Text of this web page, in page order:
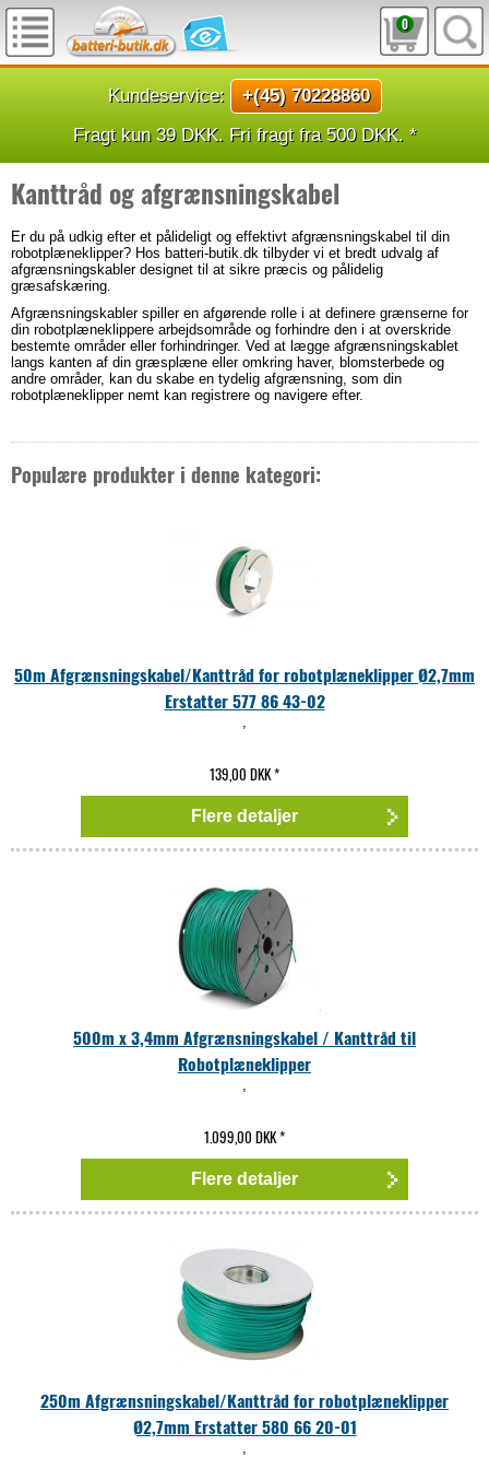
0
Kundeservice:
+(45) 70228860
Fragt kun 39 DKK. Fri fragt fra 500 DKK. *
Kanttråd og afgrænsningskabel
Er du på udkig efter et pålideligt og effektivt afgrænsningskabel til din
robotplæneklipper? Hos batteri-butik.dk tilbyder vi et bredt udvalg af
afgrænsningskabler designet til at sikre præcis og pålidelig
græsafskæring.
Afgrænsningskabler spiller en afgørende rolle i at definere grænserne for
din robotplæneklippere arbejdsområde og forhindre den i at overskride
bestemte områder eller forhindringer. Ved at lægge afgrænsningskablet
langs kanten af din græsplæne eller omkring haver, blomsterbede og
andre områder, kan du skabe en tydelig afgrænsning, som din
robotplæneklipper nemt kan registrere og navigere efter.
Populære produkter i denne kategori:
50m Afgrænsningskabel/Kanttråd for robotplæneklipper Ø2,7mm
Erstatter 577 86 43-02
,
139,00 DKK*
Flere detaljer
500m x 3,4mm Afgrænsningskabel / Kanttråd til
Robotplæneklipper
,
1.099,00 DKK*
Flere detaljer
250m Afgrænsningskabel/Kanttråd for robotplæneklipper
Ø2,7mm Erstatter 580 66 20-01
,